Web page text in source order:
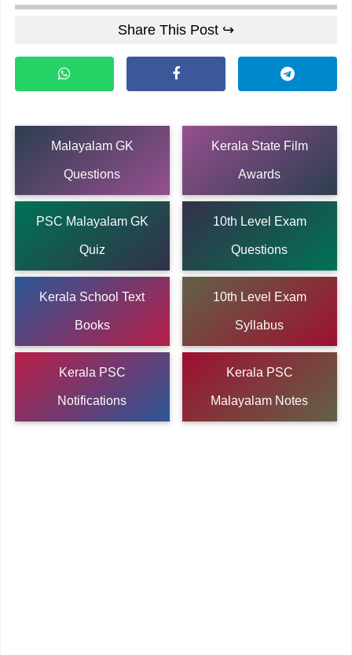
Share This Post ↪
Malayalam GK
Questions
Kerala State Film
Awards
PSC Malayalam GK
Quiz
10th Level Exam
Questions
Kerala School Text
Books
10th Level Exam
Syllabus
Kerala PSC
Notifications
Kerala PSC
Malayalam Notes